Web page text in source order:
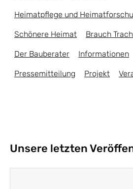
Heimatpflege und
Schönere Heimat Brauch
Der Bauberater Informationen
Pressemitteilung Projekt
Unsere letzten